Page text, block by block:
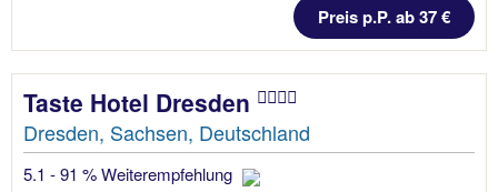
Preis p.P. ab 37 €
Taste Hotel Dresden
Dresden, Sachsen, Deutschland
5.1 - 91 % Weiterempfehlung